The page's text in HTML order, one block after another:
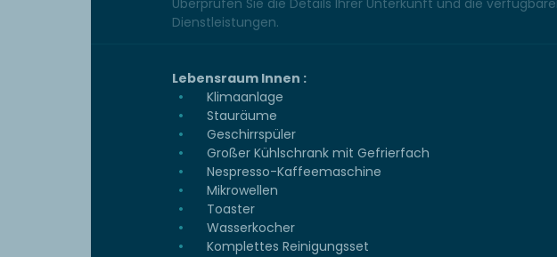
Überprüfen Sie die Details Ihrer Unterkunft und die
Dienstleistungen.
Lebensraum Innen :
Klimaanlage
Stauräume
Geschirrspüler
Großer Kühlschrank mit Gefrierfach
Nespresso-Kaffeemaschine
Mikrowellen
Toaster
Wasserkocher
Komplettes Reinigungsset